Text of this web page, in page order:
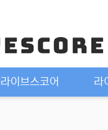
이브스코어 라